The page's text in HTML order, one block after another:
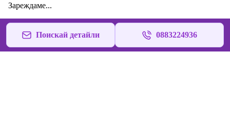
Зареждаме...
Поискай детайли 0883224936